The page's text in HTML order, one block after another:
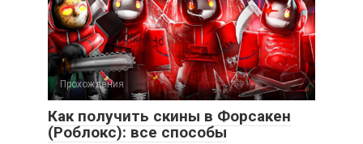
Прохождения
Как получить скины в Форсакен
(Роблокс): все способы